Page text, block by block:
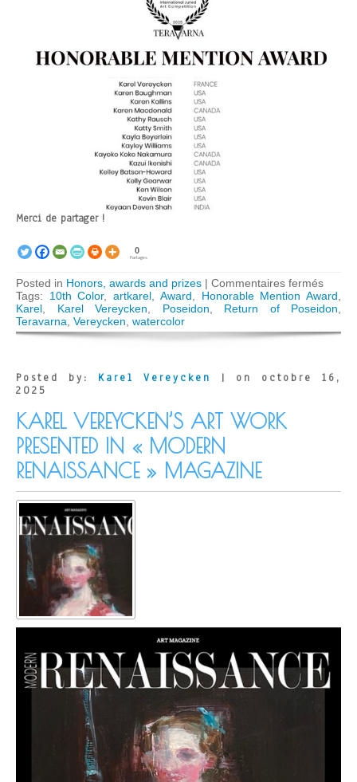
Merci de partager !
0
Partages
Posted in Honors, awards and prizes | Commentaires ferméssur
Karel
in
10th
Tags: 10th Color,artkarel Award Honorable Mention Award
Karel
Karel Vereycken Poseidon Return of Poseidon
Teravarna Vereycken watercolor
Posted by: Karel Vereycken
| on octobre 16,
2025
KAREL VEREYCKEN’S ART WORK
PRESENTED IN « MODERN
RENAISSANCE » MAGAZINE